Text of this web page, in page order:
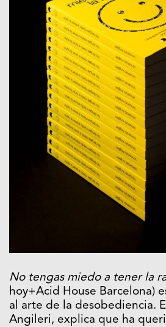
No tengas miedo a tener la
hoy+Acid House Barcelona)
al arte de la desobediencia.
Angileri, explica que ha